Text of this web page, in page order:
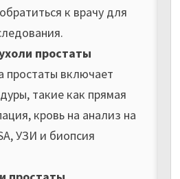
к врачу для
простаты
простаты включает
такие как прямая
кровь на анализ на
УЗИ и биопсия